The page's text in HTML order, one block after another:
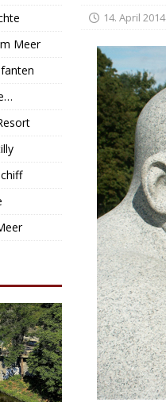
14. April 2014
Meer